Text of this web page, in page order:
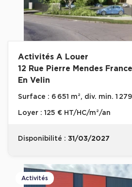
Activités A Louer
12 Rue Pierre Mendes
En Velin
Surface : 6 651 m², div. min. 1
Loyer : 125 € HT/HC/m²/an
Disponibilité : 31/03/2027
Activités